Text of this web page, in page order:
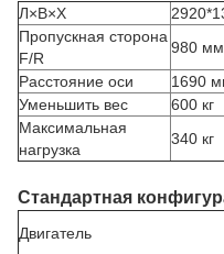
Л×В×Х
Пропускная сторона
F/R
980
Расстояние оси
1690
Уменьшить вес
600 кг
Максимальная
нагрузка
340 кг
Стандартная
Двигатель